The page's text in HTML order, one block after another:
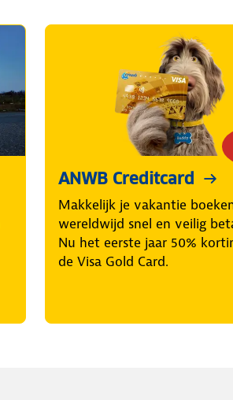
ANWB Creditcard
Makkelijk je vakantie
wereldwijd snel en veilig
Nu het eerste jaar 50%
de Visa Gold Card.